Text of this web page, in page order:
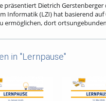
präsentiert Dietrich
Informatik (LZI) hat basierend
ermöglichen, dort
zu können. Genau wie an
Lernräumen
,Studium
in "Lernpause"